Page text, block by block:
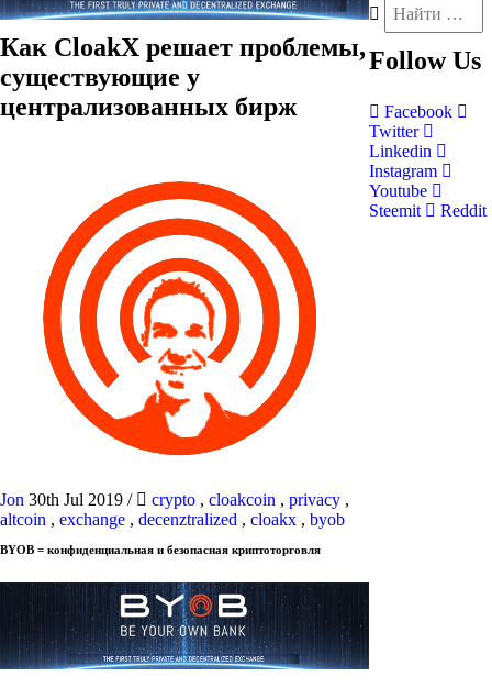
Как CloakX решает проблемы,
существующие у
централизованных бирж
Jon 30th Jul 2019 / crypto , cloakcoin , privacy ,
altcoin , exchange , decenztralized , cloakx , byob
BYOB = конфиденциальная и безопасная криптоторговля
Follow Us
Facebook
Twitter
Linkedin
Instagram
Youtube
Steemit
Reddit